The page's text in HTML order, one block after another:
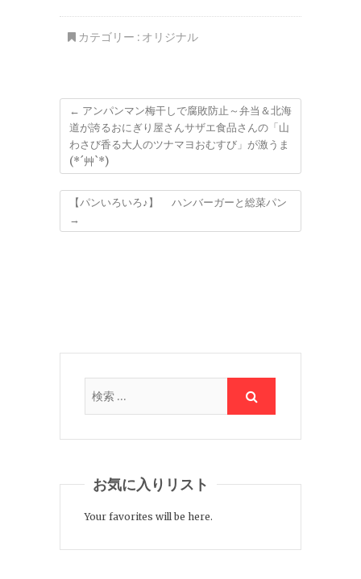
ソシア店さんの「Aラ
て(@￣□￣@;)！！
カテゴリー : オリジナル
← アンパンマン梅干しで腐敗防止～弁当＆北海
道が誇るおにぎり屋さんサザエ食品さんの「山
わさび香る大人のツナマヨおむすび」が激うま
(*´艸`*)
【パンいろいろ♪】 ハンバーガーと総菜パン
→
お気に入りリスト
Your favorites will be here.